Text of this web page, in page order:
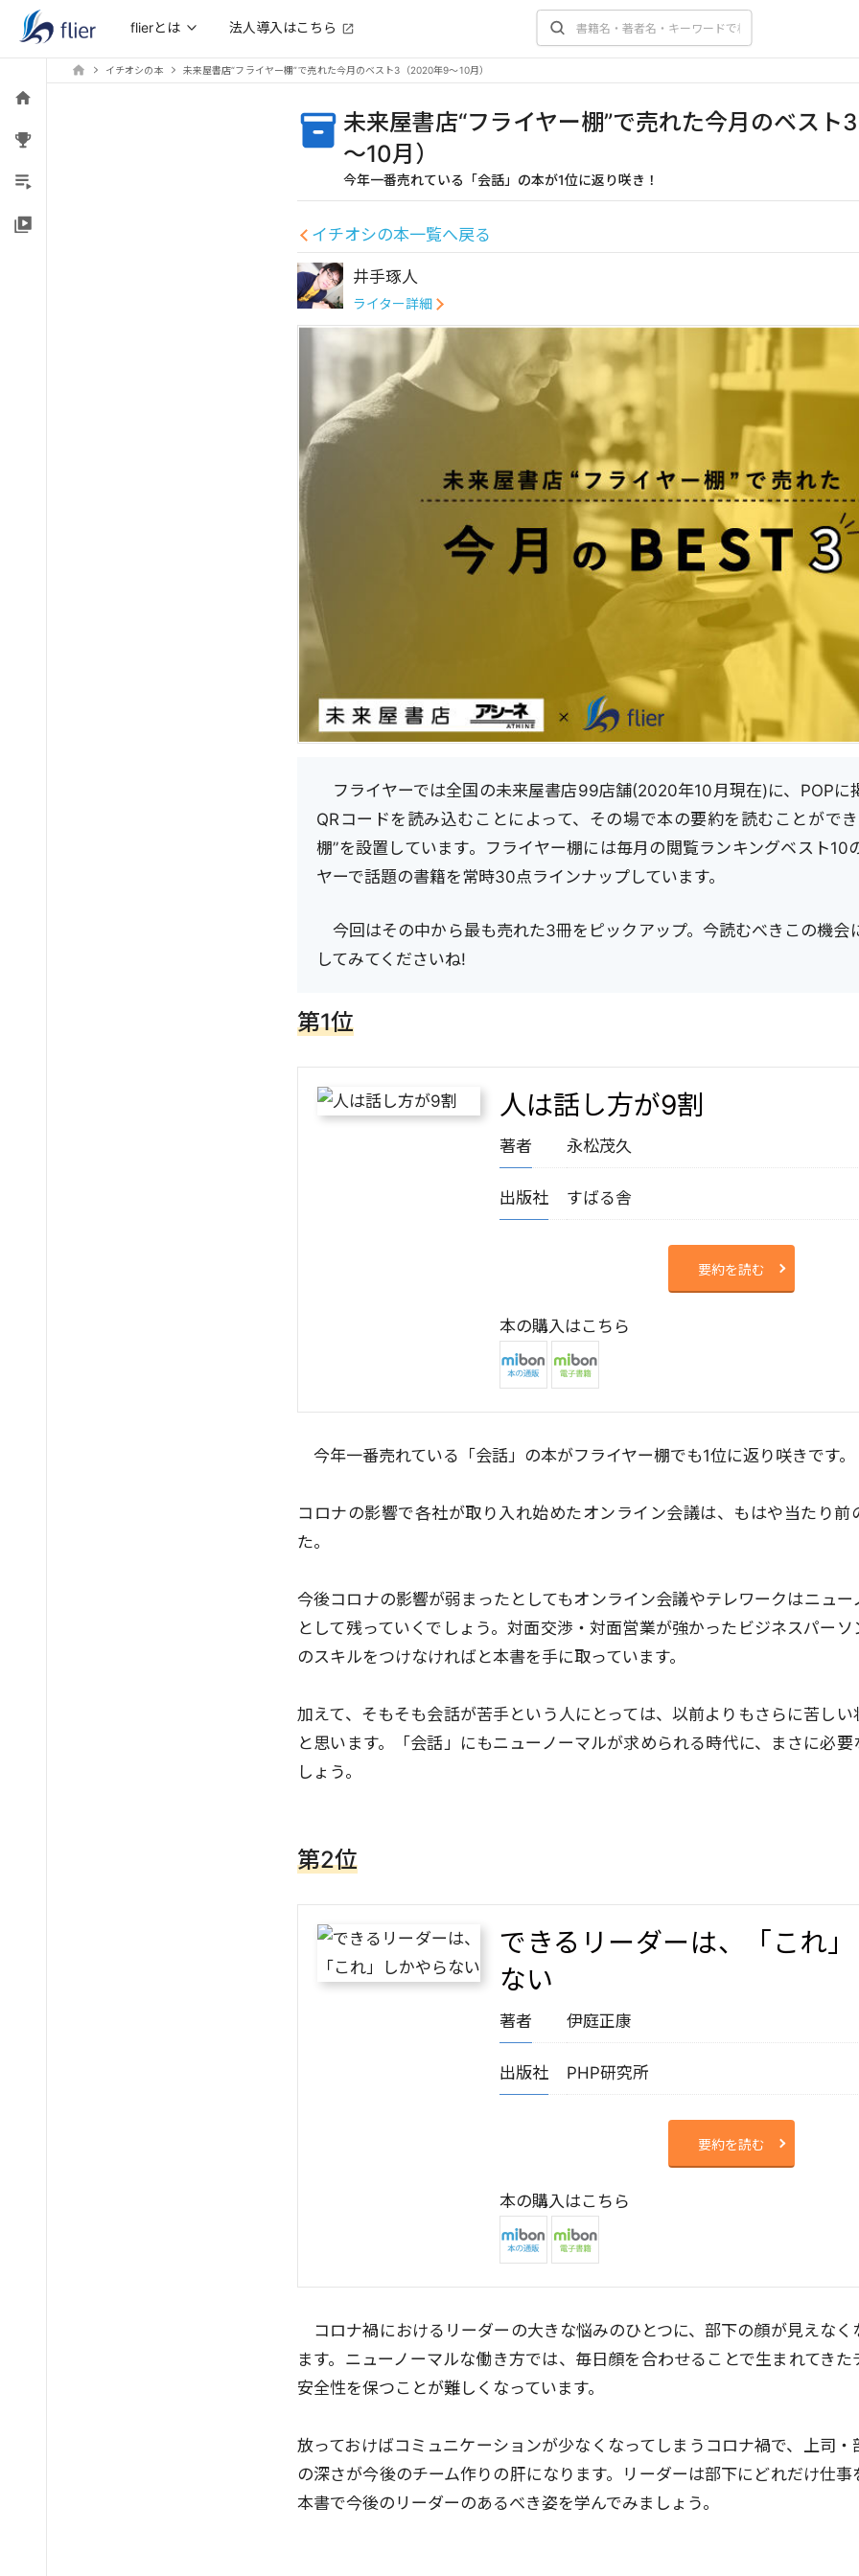
flierとは 法人導入はこちら
イチオシの本 未来屋書店“フライヤー棚”で売れた今月のベスト3（2020年9～10月）
未来屋書店“フライヤー棚”で売れた今月のベス
～10月）
今年一番売れている「会話」の本が1位に返り咲き！
イチオシの本一覧へ戻る
井手琢人
ライター詳細
フライヤーでは全国の未来屋書店99店舗(2020年10月現在)に、POPに
QRコードを読み込むことによって、その場で本の要約を読むことがで
棚”を設置しています。フライヤー棚には毎月の閲覧ランキングベスト10
ヤーで話題の書籍を常時30点ラインナップしています。
今回はその中から最も売れた3冊をピックアップ。今読むべきこの機会
してみてくださいね!
第1位
人は話し方が9割
著者 永松茂久
出版社 すばる舎
要約を読む
本の購入はこちら
今年一番売れている「会話」の本がフライヤー棚でも1位に返り咲きです。
コロナの影響で各社が取り入れ始めたオンライン会議は、もはや当たり前
た。
今後コロナの影響が弱まったとしてもオンライン会議やテレワークはニュ
として残っていくでしょう。対面交渉・対面営業が強かったビジネスパー
のスキルをつけなければと本書を手に取っています。
加えて、そもそも会話が苦手という人にとっては、以前よりもさらに苦しい
と思います。「会話」にもニューノーマルが求められる時代に、まさに必要
しょう。
第2位
できるリーダーは、「これ
ない
著者 伊庭正康
出版社 PHP研究所
要約を読む
本の購入はこちら
コロナ禍におけるリーダーの大きな悩みのひとつに、部下の顔が見えなく
ます。ニューノーマルな働き方では、毎日顔を合わせることで生まれてきた
安全性を保つことが難しくなっています。
放っておけばコミュニケーションが少なくなってしまうコロナ禍で、上司・
の深さが今後のチーム作りの肝になります。リーダーは部下にどれだけ仕事
本書で今後のリーダーのあるべき姿を学んでみましょう。